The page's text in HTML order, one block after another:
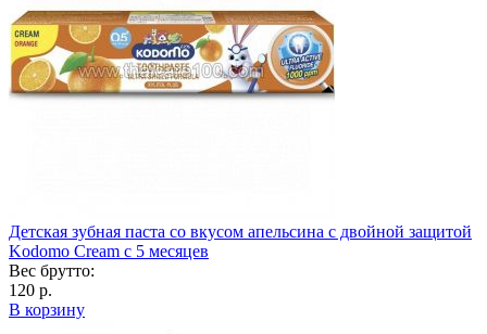
Детская зубная паста со вкусом апельсина с двойной защитой
Kodomo Cream c 5 месяцев
Вес брутто:
120 р.
В корзину